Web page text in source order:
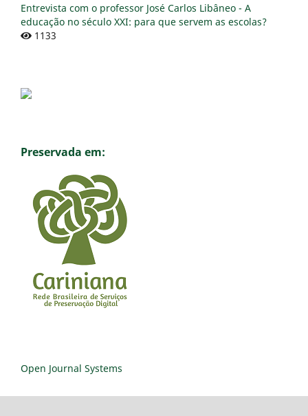
Entrevista com o professor José Carlos Libâneo - A
educação no século XXI: para que servem as escolas?
1133
Preservada em:
Open Journal Systems